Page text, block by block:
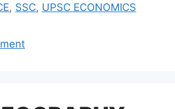
, SSC, UPSC ECONOMICS